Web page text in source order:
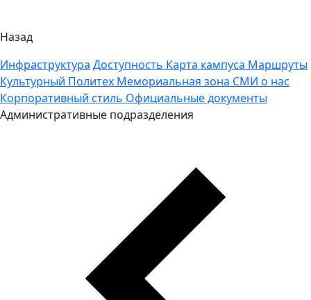
Назад
Инфраструктура Доступность Карта кампуса Маршруты
Культурный Политех Мемориальная зона СМИ о нас
Корпоративный стиль Официальные документы
Административные подразделения